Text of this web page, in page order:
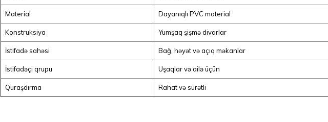
Material Dayanıqlı PVC material
Konstruksiya Yumşaq şişmə divarlar
İstifadə sahəsi Bağ, həyət və açıq məkanlar
İstifadəçi qrupu Uşaqlar və ailə üçün
Quraşdırma Rahat və sürətli